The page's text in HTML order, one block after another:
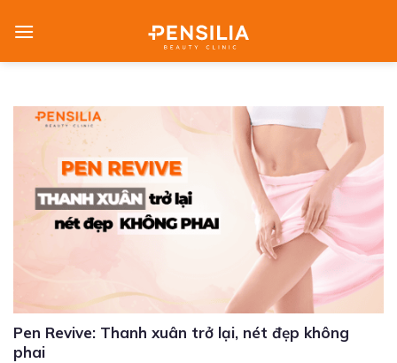
Pen Revive: Thanh xuân trở lại, nét đẹp không
phai